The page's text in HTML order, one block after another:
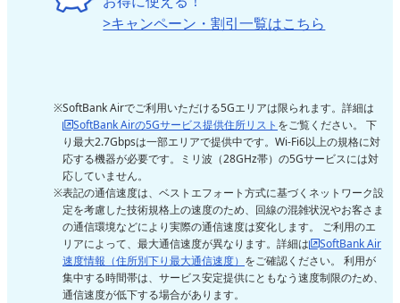
>キャンペーン・割引一覧はこちら
SoftBank Airでご利用いただける5Gエリアは限られます。詳細は
SoftBank Airの5Gサービス提供住所リスト をご覧ください。 下
り最大2.7Gbpsは一部エリアで提供中です。Wi-Fi6以上の規格に対
応する機器が必要です。ミリ波（28GHz帯）の5Gサービスには対
応していません。
表記の通信速度は、ベストエフォート方式に基づくネットワーク設
定を考慮した技術規格上の速度のため、回線の混雑状況やお客さま
の通信環境などにより実際の通信速度は変化します。 ご利用のエ
リアによって、最大通信速度が異なります。詳細は
SoftBank Air
速度情報（住所別下り最大通信速度） をご確認ください。 利用が
集中する時間帯は、サービス安定提供にともなう速度制限のため、
通信速度が低下する場合があります。